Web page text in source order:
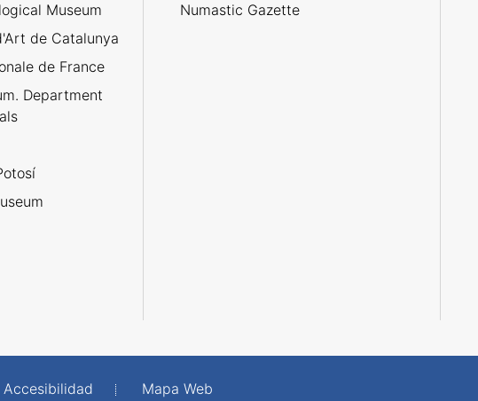
Museum
de Catalunya
de France
Department
Numastic Gazette
Accesibilidad Mapa Web